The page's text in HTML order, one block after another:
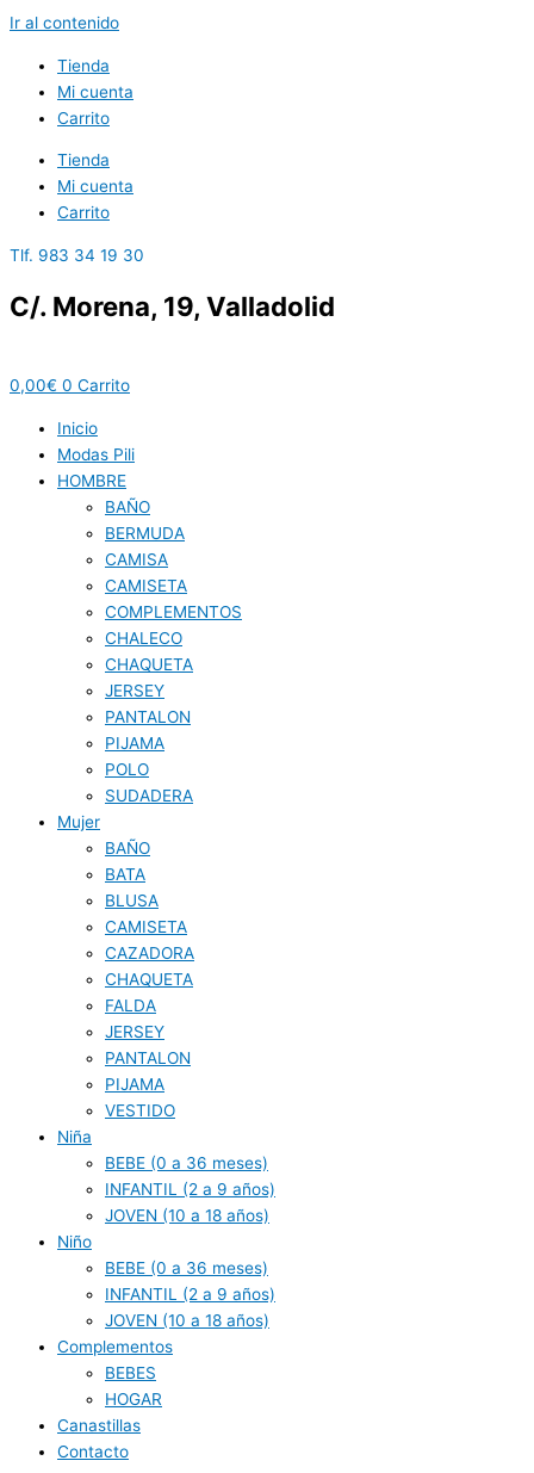
Ir al contenido
Tienda
Mi cuenta
Carrito
Tienda
Mi cuenta
Carrito
Tlf. 983 34 19 30
C/. Morena, 19, Valladolid
0,00€ 0 Carrito
Inicio
Modas Pili
HOMBRE
BAÑO
BERMUDA
CAMISA
CAMISETA
COMPLEMENTOS
CHALECO
CHAQUETA
JERSEY
PANTALON
PIJAMA
POLO
SUDADERA
Mujer
BAÑO
BATA
BLUSA
CAMISETA
CAZADORA
CHAQUETA
FALDA
JERSEY
PANTALON
PIJAMA
VESTIDO
Niña
BEBE (0 a 36 meses)
INFANTIL (2 a 9 años)
JOVEN (10 a 18 años)
Niño
BEBE (0 a 36 meses)
INFANTIL (2 a 9 años)
JOVEN (10 a 18 años)
Complementos
BEBES
HOGAR
Canastillas
Contacto